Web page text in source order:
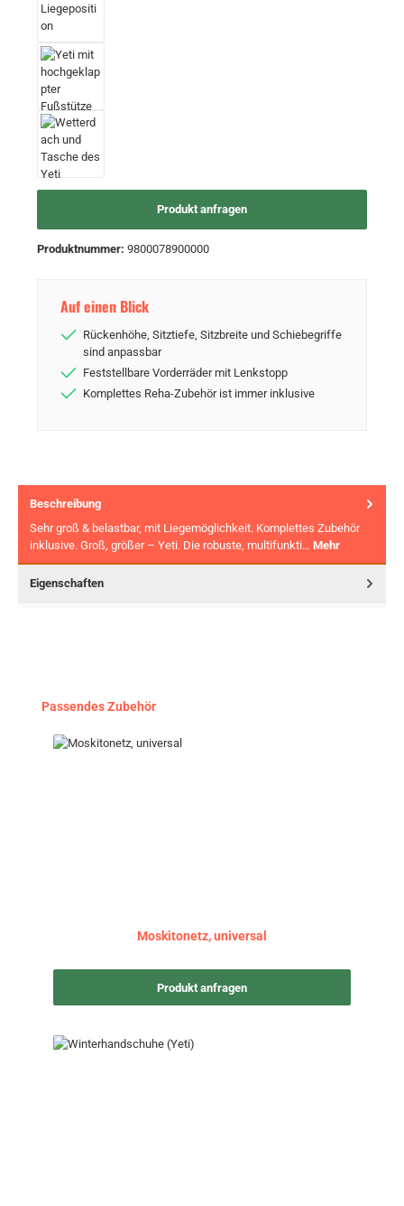
Produkt anfragen
Produktnummer: 9800078900000
Auf einen Blick
Rückenhöhe, Sitztiefe, Sitzbreite und Schiebegriffe
sind anpassbar
Feststellbare Vorderräder mit Lenkstopp
Komplettes Reha-Zubehör ist immer inklusive
Beschreibung
Sehr groß & belastbar, mit Liegemöglichkeit. Komplettes Zubehör
inklusive. Groß, größer – Yeti. Die robuste, multifunkti… Mehr
Eigenschaften
Produktgalerie überspringen
Passendes Zubehör
Moskitonetz, universal
Produkt anfragen